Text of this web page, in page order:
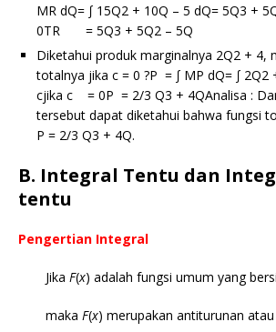
MR dQ= ∫ 15Q2 + 10Q – 5 dQ= 5Q3 +
0TR = 5Q3 + 5Q2 – 5Q
Diketahui produk marginalnya 2Q2 + 4,
totalnya jika c = 0 ?P = ∫ MP dQ= ∫ 2Q2
cjika c = 0P = 2/3 Q3 + 4QAnalisa :
tersebut dapat diketahui bahwa fungsi
P = 2/3 Q3 + 4Q.
B. Integral Tentu dan
tentu
Pengertian Integral
Jika F(x) adalah fungsi umum yang
maka F(x) merupakan antiturunan